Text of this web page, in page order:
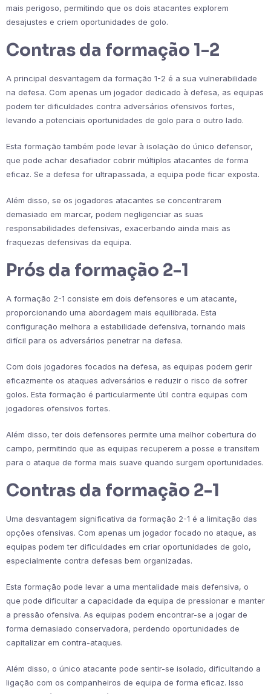
mais perigoso, permitindo que os dois atacantes explorem
desajustes e criem oportunidades de golo.
Contras da formação 1-2
A principal desvantagem da formação 1-2 é a sua vulnerabilidade
na defesa. Com apenas um jogador dedicado à defesa, as equipas
podem ter dificuldades contra adversários ofensivos fortes,
levando a potenciais oportunidades de golo para o outro lado.
Esta formação também pode levar à isolação do único defensor,
que pode achar desafiador cobrir múltiplos atacantes de forma
eficaz. Se a defesa for ultrapassada, a equipa pode ficar exposta.
Além disso, se os jogadores atacantes se concentrarem
demasiado em marcar, podem negligenciar as suas
responsabilidades defensivas, exacerbando ainda mais as
fraquezas defensivas da equipa.
Prós da formação 2-1
A formação 2-1 consiste em dois defensores e um atacante,
proporcionando uma abordagem mais equilibrada. Esta
configuração melhora a estabilidade defensiva, tornando mais
difícil para os adversários penetrar na defesa.
Com dois jogadores focados na defesa, as equipas podem gerir
eficazmente os ataques adversários e reduzir o risco de sofrer
golos. Esta formação é particularmente útil contra equipas com
jogadores ofensivos fortes.
Além disso, ter dois defensores permite uma melhor cobertura do
campo, permitindo que as equipas recuperem a posse e transitem
para o ataque de forma mais suave quando surgem oportunidades.
Contras da formação 2-1
Uma desvantagem significativa da formação 2-1 é a limitação das
opções ofensivas. Com apenas um jogador focado no ataque, as
equipas podem ter dificuldades em criar oportunidades de golo,
especialmente contra defesas bem organizadas.
Esta formação pode levar a uma mentalidade mais defensiva, o
que pode dificultar a capacidade da equipa de pressionar e manter
a pressão ofensiva. As equipas podem encontrar-se a jogar de
forma demasiado conservadora, perdendo oportunidades de
capitalizar em contra-ataques.
Além disso, o único atacante pode sentir-se isolado, dificultando a
ligação com os companheiros de equipa de forma eficaz. Isso